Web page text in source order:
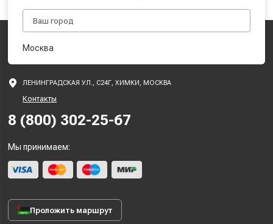
Москва
ЛЕНИНГРАДСКАЯ УЛ., С24Г, ХИМКИ, МОСКВА
Контакты
8 (800) 302-25-67
Мы принимаем:
Проложить маршрут